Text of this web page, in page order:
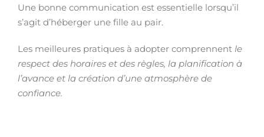
Une bonne communication est essentielle lorsqu’il
s’agit d’héberger une fille au pair.
Les meilleures pratiques à adopter comprennent le
respect des horaires et des règles, la planification à
l’avance et la création d’une atmosphère de
confiance.